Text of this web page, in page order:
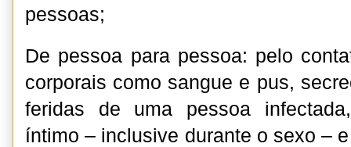
pessoas;
De pessoa para pessoa: pelo
corporais como sangue e pus,
feridas de uma pessoa
íntimo – inclusive durante o sexo –